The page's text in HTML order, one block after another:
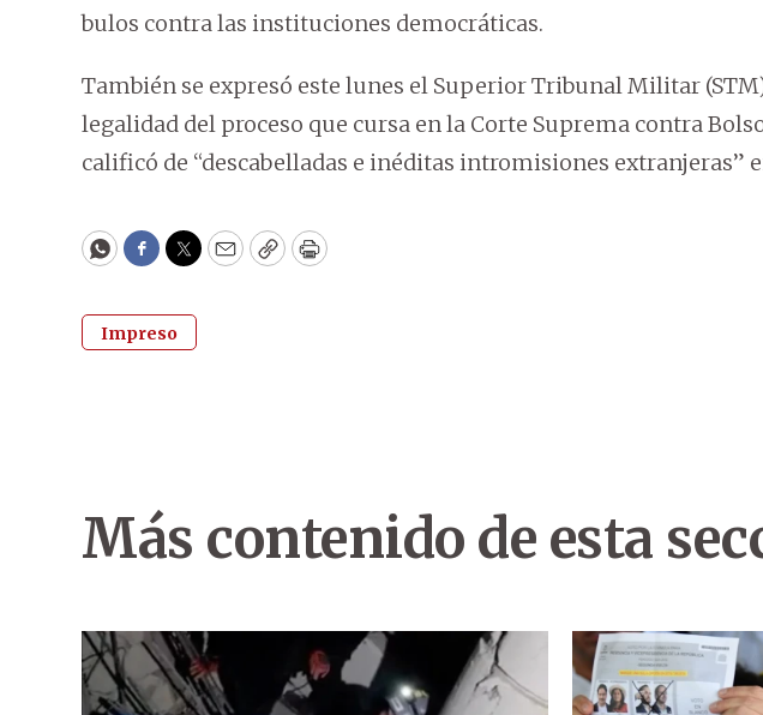
bulos contra las instituciones democráticas.
También se expresó este lunes el Superior Tribunal Militar
legalidad del proceso que cursa en la Corte Suprema contra
calificó de “descabelladas e inéditas intromisiones extranjeras”
WhatsApp
Facebook
Twitter
EmailCopyPrint
Impreso
Más contenido de esta